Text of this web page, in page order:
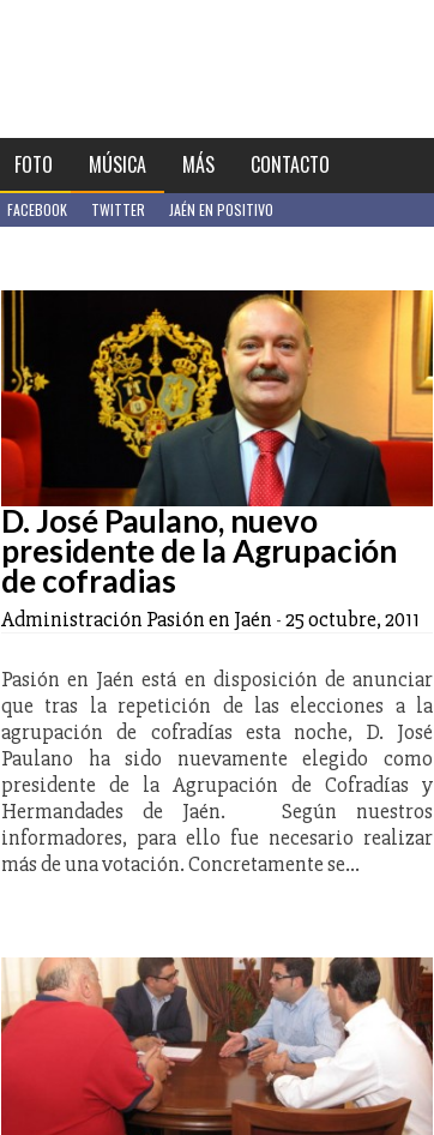
FOTO MÚSICA MÁS CONTACTO
FACEBOOK TWITTER JAÉN EN POSITIVO
D. José Paulano, nuevo
presidente de la Agrupación
de cofradias
Administración Pasión en Jaén -25 octubre, 2011
Pasión en Jaén está en disposición de anunciar
que tras la repetición de las elecciones a la
agrupación de cofradías esta noche, D. José
Paulano ha sido nuevamente elegido como
presidente de la Agrupación de Cofradías y
Hermandades de Jaén. Según nuestros
informadores, para ello fue necesario realizar
más de una votación. Concretamente se…